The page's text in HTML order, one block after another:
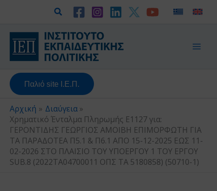
περιεχόμενο
Αναζήτηση
Παλιό site Ι.Ε.Π.
Αρχική
Διαύγεια
Χρηματικό Ένταλμα Πληρωμής Ε1127 για:
ΓΕΡΟΝΤΙΔΗΣ ΓΕΩΡΓΙΟΣ ΑΜΟΙΒΗ ΕΠΙΜΟΡΦΩΤΗ ΓΙΑ
ΤΑ ΠΑΡΑΔΟΤΕΑ Π5.1 & Π6.1 ΑΠΟ 15-12-2025 ΕΩΣ 11-
02-2026 ΣΤΟ ΠΛΑΙΣΙΟ ΤΟΥ ΥΠΟΕΡΓΟΥ 1 ΤΟΥ ΕΡΓΟΥ
SUB.8 (2022ΤΑ04700011 ΟΠΣ ΤΑ 5180858) (50710-1)